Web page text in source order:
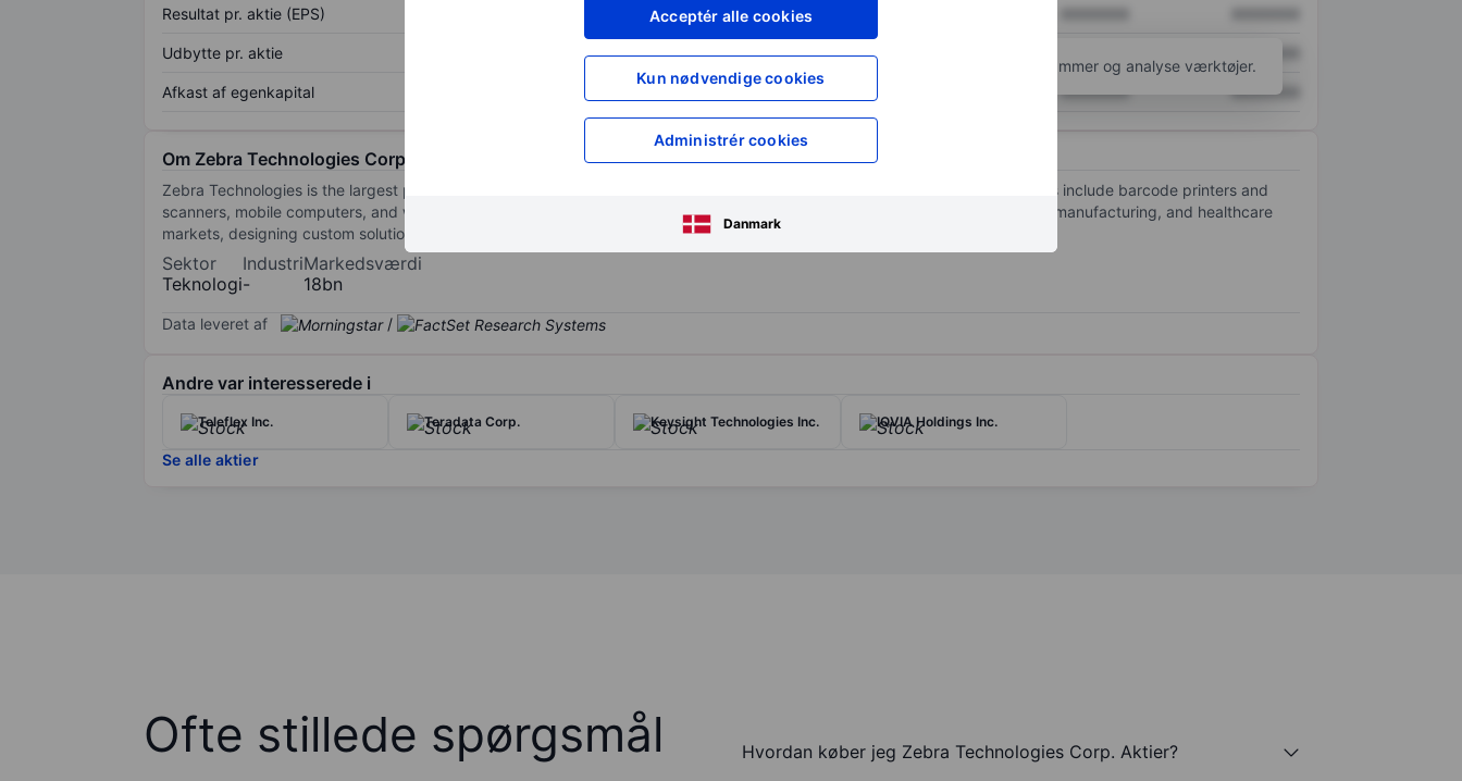
Acceptér alle cookies
Kun nødvendige cookies
Administrér cookies
Danmark
Resultat pr. aktie (EPS) XXXXXXX
Udbytte pr. aktie XXXXXXX
Afkast af egenkapital XXXXXXX XXXXXXX XXXXXXX
for at få adgang til flere diagrammer og analyse værktøjer.
Om Zebra Technologies Corp.
Zebra Technologies is the largest provider of automatic identification and data capture technology to enterprises. Its solutions include barcode printers and
scanners, mobile computers, and workflow optimization software. The firm primarily serves the retail, transportation logistics, manufacturing, and healthcare
markets, designing custom solutions to improve efficiency at its customers.
Sektor
Teknologi
Industri
-
Markedsværdi
18bn
Data leveret af /
Andre var interesserede i
Teleflex Inc. Teradata Corp. Keysight Technologies Inc. IQVIA Holdings Inc.
Se alle aktier
Ofte stillede spørgsmål Hvordan køber jeg Zebra Technologies Corp. Aktier?